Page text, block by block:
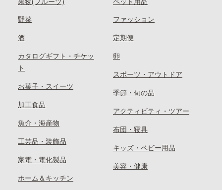
果物(フルーツ)
野菜
酒
カタログギフト・チケッ
ト
お菓子・スイーツ
加工食品
魚介・海産物
工芸品・装飾品
家電・電化製品
ホーム＆キッチン
ペット用品
ファッション
定期便
卵
スポーツ・アウトドア
季節・旬の品
アクティビティ・ツアー
布団・寝具
キッズ・ベビー用品
美容・健康